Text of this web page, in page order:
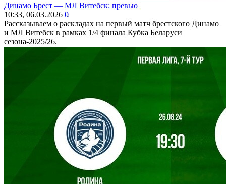
Динамо Брест ― МЛ Витебск: превью
10:33, 06.03.2026 0
Рассказываем о раскладах на первый матч брестского Динамо
и МЛ Витебск в рамках 1/4 финала Кубка Беларуси
сезона-2025/26.